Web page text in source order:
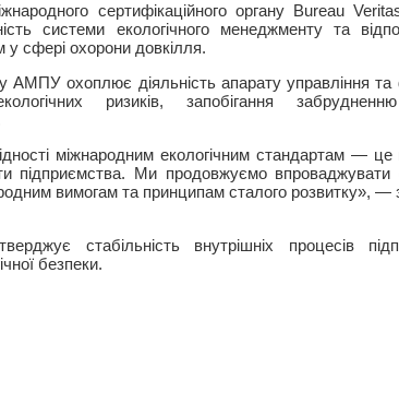
сертифікаційного органу Bureau
системи екологічного менеджменту та
сфері охорони довкілля.
АМПУ охоплює діяльність апарату управління та
ризиків, запобігання
міжнародним екологічним стандартам —
підприємства. Ми продовжуємо впроваджувати
вимогам та принципам сталого розвитку»,
стабільність внутрішніх процесів
безпеки.